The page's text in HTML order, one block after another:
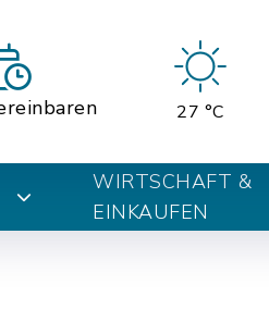
27 °C
WIRTSCHAFT &
EINKAUFEN